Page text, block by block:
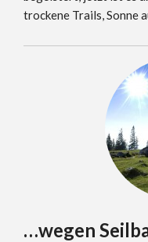
trockene Trails, Sonne
…wegen